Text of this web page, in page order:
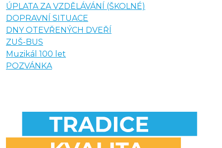
ÚPLATA ZA VZDĚLÁVÁNÍ (ŠKOLNÉ)
DOPRAVNÍ SITUACE
DNY OTEVŘENÝCH DVEŘÍ
ZUŠ-BUS
Muzikál 100 let
POZVÁNKA